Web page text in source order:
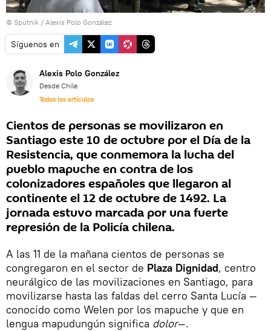
© Sputnik / Alexis Polo González
Síguenos en
Alexis Polo González
Desde Chile
Todos los artículos
Cientos de personas se movilizaron en
Santiago este 10 de octubre por el Día de la
Resistencia, que conmemora la lucha del
pueblo mapuche en contra de los
colonizadores españoles que llegaron al
continente el 12 de octubre de 1492. La
jornada estuvo marcada por una fuerte
represión de la Policía chilena.
A las 11 de la mañana cientos de personas se
congregaron en el sector de Plaza Dignidad, centro
neurálgico de las movilizaciones en Santiago, para
movilizarse hasta las faldas del cerro Santa Lucía —
conocido como Welen por los mapuche y que en
lengua mapudungún significa dolor—.